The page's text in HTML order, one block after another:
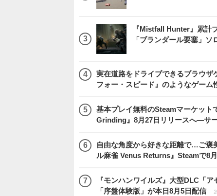
『Mistfall Hunter』累計
「ブランダール要塞」ソ
実在道路をドライブできるブラウ
フォー・スピード』のようなゲーム
基本プレイ無料のSteamマーケッ
Grinding』8月27日リリースへ―サ
自由な角度から好きな距離で…ご褒
ル麻雀 Venus Returns』Steamで8
『モンハンワイルズ』大型DLC「
「序盤体験版」が本日8月5日配信